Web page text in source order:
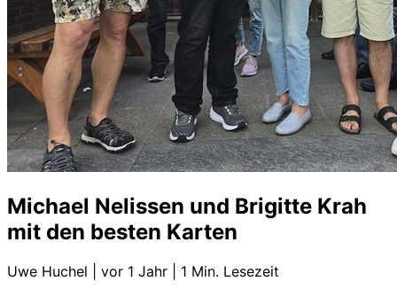
Michael Nelissen und Brigitte Krah
mit den besten Karten
Uwe Huchel vor 1 Jahr 1 Min. Lesezeit